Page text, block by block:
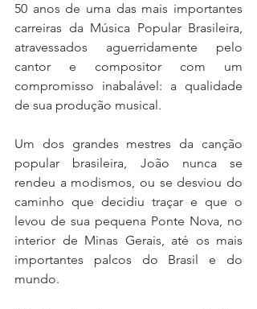
50 anos de uma das mais importantes
carreiras da Música Popular Brasileira,
atravessados aguerridamente pelo
cantor e compositor com um
compromisso inabalável: a qualidade
de sua produção musical.
Um dos grandes mestres da canção
popular brasileira, João nunca se
rendeu a modismos, ou se desviou do
caminho que decidiu traçar e que o
levou de sua pequena Ponte Nova, no
interior de Minas Gerais, até os mais
importantes palcos do Brasil e do
mundo.